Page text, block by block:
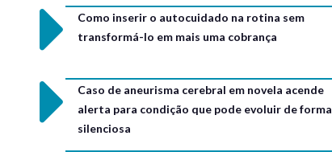
Como inserir o autocuidado na rotina sem
transformá-lo em mais uma cobrança
Caso de aneurisma cerebral em novela acende
alerta para condição que pode evoluir de forma
silenciosa